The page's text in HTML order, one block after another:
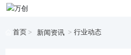
首页 新闻资讯 行业动态